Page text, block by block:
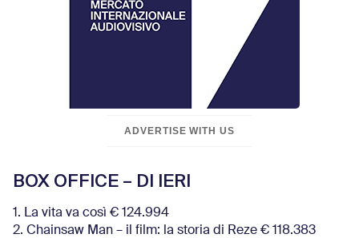
ADVERTISE WITH US
BOX OFFICE – DI IERI
1. La vita va così € 124.994
2. Chainsaw Man – il film: la storia di Reze € 118.383